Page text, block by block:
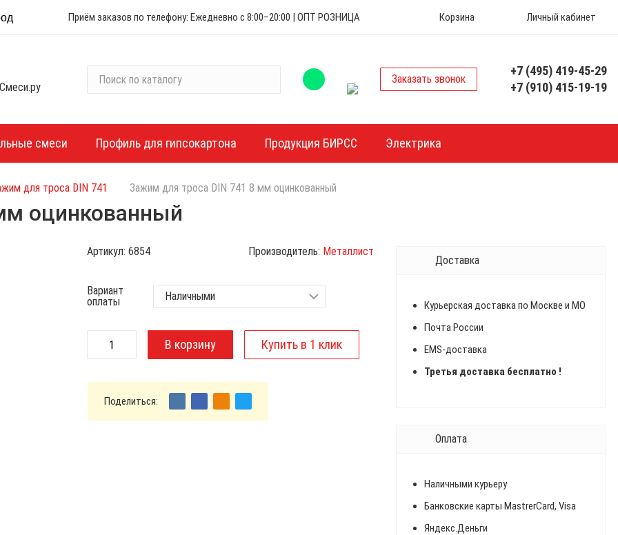
Приём заказов по телефону: Ежедневно с 8:00–20:00 | ОПТ РОЗНИЦА Корзина Личный кабинет
с
к
т
л
г
у
Заказать звонок
+7 (495) 419-45-29
+7 (910) 415-19-19
смеси Профиль для гипсокартона Продукция БИРСС Электрика
для троса DIN 741 Зажим для троса DIN 741 8 мм оцинкованный
оцинкованный
Артикул: 6854 Производитель: Металлист
Вариант
оплаты
Поделиться:
Доставка
Курьерская доставка по Москве и МО
Почта России
EMS-доставка
Третья доставка бесплатно !
Оплата
Наличными курьеру
Банковские карты MastrerCard, Visa
Яндекс.Деньги